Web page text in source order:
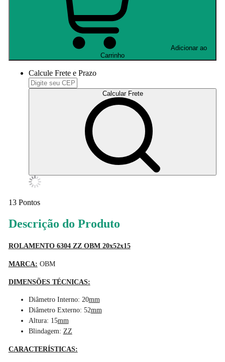
Carrinho
Calcule Frete e Prazo
Calcular Frete
13 Pontos
Descrição do Produto
ROLAMENTO 6304 ZZ OBM 20x52x15
MARCA: OBM
DIMENSÕES TÉCNICAS:
Diâmetro Interno: 20mm
Diâmetro Externo: 52mm
Altura: 15mm
Blindagem: ZZ
CARACTERÍSTICAS: